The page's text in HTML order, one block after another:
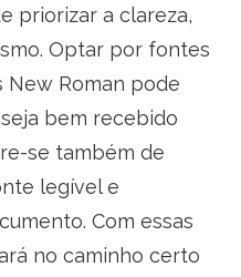
priorizar a clareza,
Optar por fontes
New Roman pode
bem recebido
se também de
legível e
Com essas
no caminho certo